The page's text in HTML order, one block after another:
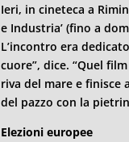
Ieri, in cineteca a
e Industria’ (fino a
L’incontro era
cuore”, dice. “Quel
riva del mare e finisce
del pazzo con la
Elezioni europee